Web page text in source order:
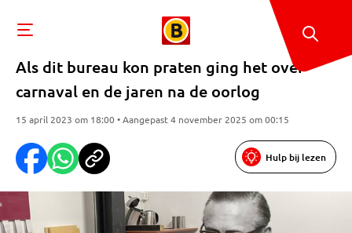
Als dit bureau kon praten ging het over
carnaval en de jaren na de oorlog
15 april 2023 om 18:00 • Aangepast 4 november 2025 om 00:15
Hulp bij lezen